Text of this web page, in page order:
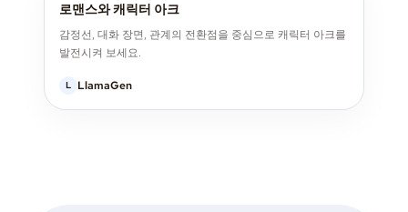
로맨스와 캐릭터 아크
감정선, 대화 장면, 관계의 전환점을 중심으로 캐릭터 아크를
발전시켜 보세요.
L LlamaGen